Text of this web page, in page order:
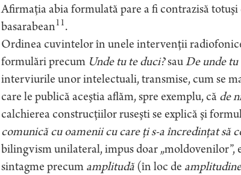
Afirmaţia abia formulată pare a fi contrazisă
basarabean11.
Ordinea cuvintelor în unele intervenţii
formulări precum Unde tu te duci?sauDe unde tu
interviurile unor intelectuali, transmise, cum se
care le publică aceştia aflăm, spre exemplu, că de
calchierea construcţiilor ruseşti se explică şi
comunică cu oamenii cu care ţi s-a încredinţat să
bilingvism unilateral, impus doar „moldovenilor”,
sintagme precum amplitudă(în loc de amplitudine